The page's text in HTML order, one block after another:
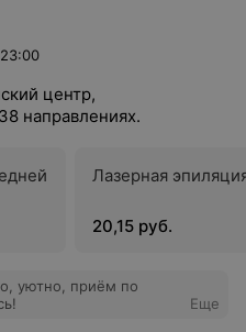
центр,
направлениях.
Лазерная
20,15 руб.
уютно, приём по
Еще